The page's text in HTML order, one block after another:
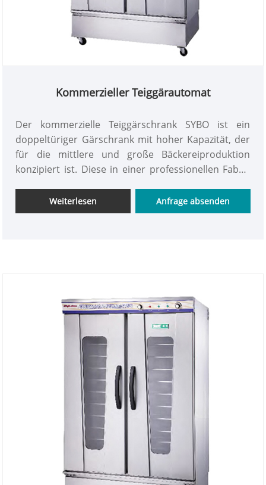
Kommerzieller Teiggärautomat
Der kommerzielle Teiggärschrank SYBO ist ein
doppeltüriger Gärschrank mit hoher Kapazität, der
für die mittlere und große Bäckereiproduktion
konzipiert ist. Diese in einer professionellen Fabrik
hochwertigem 430-Edelstahl gefertigt und verfügt
über eine unabhängige Doppelheizungssteuerung
Beobachtungsfenster und benutzerfreundlichen
mechanischen Knöpfen löst es instabile
Fermentationsprobleme, die durch wechselnde
Umgebungstemperatur und Luftfeuchtigkeit
verursacht werden. Als professioneller
Industriehersteller und zuverlässiger globaler
Lieferant von Bäckereiausrüstung hat SYBO diesen
Hochleistungsgärschrank für den gewerblichen
Dauereinsatz gebaut. Es eignet sich perfekt für
professionelle Bäckereien, Konditoreien und
Großküchen in der Hotelgastronomie mit stabiler
und konsistenter Gärleistung.
Weiterlesen Anfrage absenden